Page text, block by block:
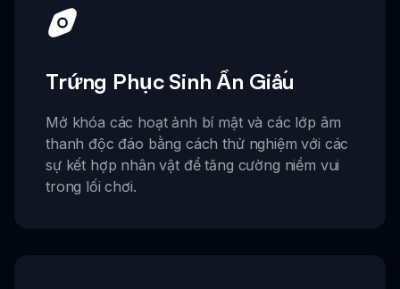
Trứng Phục Sinh Ẩn Giấu
Mở khóa các hoạt ảnh bí mật và các lớp âm
thanh độc đáo bằng cách thử nghiệm với các
sự kết hợp nhân vật để tăng cường niềm vui
trong lối chơi.